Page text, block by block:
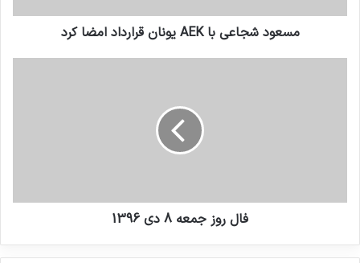
مسعود شجاعی با AEK یونان قرارداد امضا کرد
فال روز جمعه 8 دی 1396